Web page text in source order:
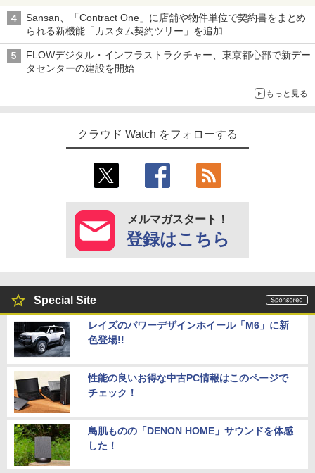
Sansan、「Contract One」に店舗や物件単位で契約書をまとめ
られる新機能「カスタム契約ツリー」を追加
FLOWデジタル・インフラストラクチャー、東京都心部で新デー
タセンターの建設を開始
もっと見る
クラウド Watch をフォローする
メルマガスタート！
登録はこちら
Special Site
レイズのパワーデザインホイール「M6」に新
色登場!!
性能の良いお得な中古PC情報はこのページで
チェック！
鳥肌ものの「DENON HOME」サウンドを体感
した！